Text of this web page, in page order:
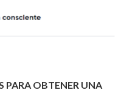
PARA OBTENER UNA